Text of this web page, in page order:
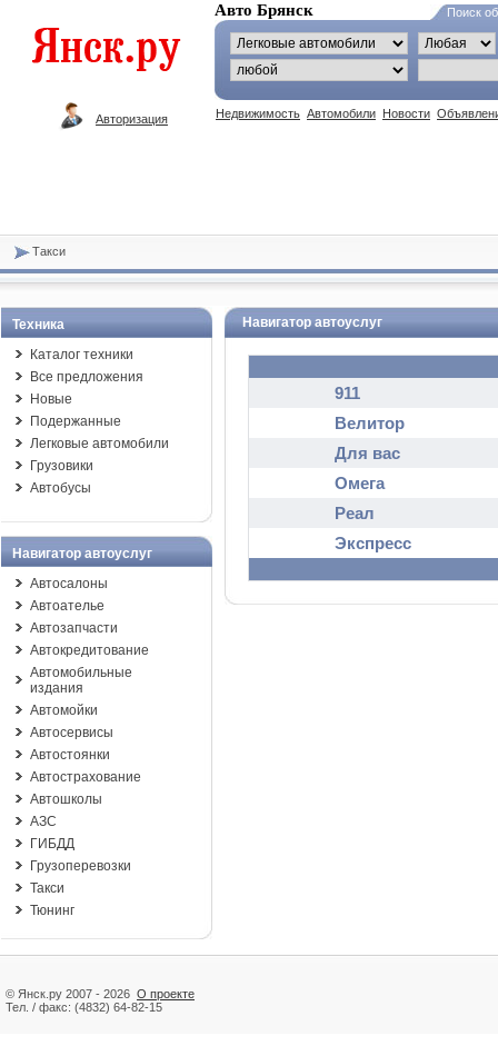
Авто Брянск Поиск
Авторизация Недвижимость Автомобили Новости
Такси
Техника
Каталог техники
Все предложения
Новые
Подержанные
Легковые автомобили
Грузовики
Автобусы
Навигатор автоуслуг
Автосалоны
Автоателье
Автозапчасти
Автокредитование
Автомобильные
издания
Автомойки
Автосервисы
Автостоянки
Автострахование
Автошколы
АЗС
ГИБДД
Грузоперевозки
Такси
Тюнинг
Навигатор автоуслуг
911
Велитор
Для вас
Омега
Реал
Экспресс
© Янск.ру 2007 - 2026 О проекте
Тел. / факс: (4832) 64-82-15